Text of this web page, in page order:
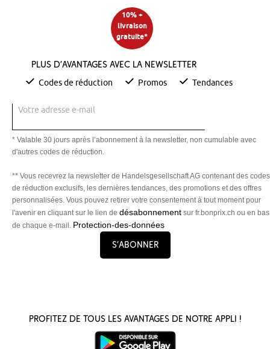
10% +
livraison
gratuite*
Plus d’avantages avec la newsletter
Codes de réduction Promos Tendances
Votre adresse e-mail
* Valable 30 jours après l’abonnement à la newsletter, non cumulable avec
d'autres codes de réduction.
** Vous recevrez la newsletter de Handelsgesellschaft AG contenant des codes
de réduction exclusifs, les dernières tendances, des promotions et des offres
personnalisées. Vous pouvez retirer votre consentement à tout moment pour
l'avenir en cliquant sur le lien de désabonnement sur fr.bonprix.ch ou en bas
de chaque e-mail. Protection-des-données
S’abonner
Profitez de tous les avantages de notre appli !